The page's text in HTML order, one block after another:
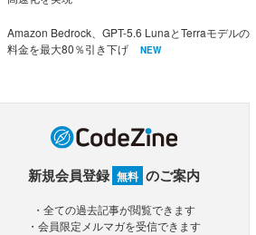
Amazon Bedrock、GPT-5.6 LunaとTerraモデルの
料金を最大80％引き下げ
NEW
新規会員登録 無料 のご案内
・全ての過去記事が閲覧できます
・会員限定メルマガを受信できます